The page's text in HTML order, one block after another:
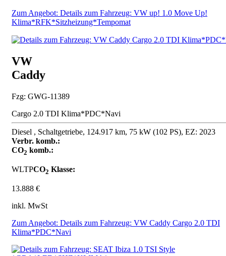
Zum Angebot: Details zum Fahrzeug: VW up! 1.0 Move Up!
Klima*RFK*Sitzheizung*Tempomat
VW
Caddy
Fzg: GWG-11389
Cargo 2.0 TDI Klima*PDC*Navi
Diesel , Schaltgetriebe, 124.917 km, 75 kW (102 PS), EZ: 2023
Verbr. komb.:
CO2 komb.:
WLTPCO2 Klasse:
13.888 €
inkl. MwSt
Zum Angebot: Details zum Fahrzeug: VW Caddy Cargo 2.0 TDI
Klima*PDC*Navi